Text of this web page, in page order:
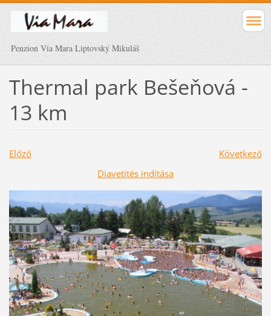
Penzion Via Mara Liptovský Mikuláš
Thermal park Bešeňová -
13 km
Előző
Következő
Diavetítés indítása